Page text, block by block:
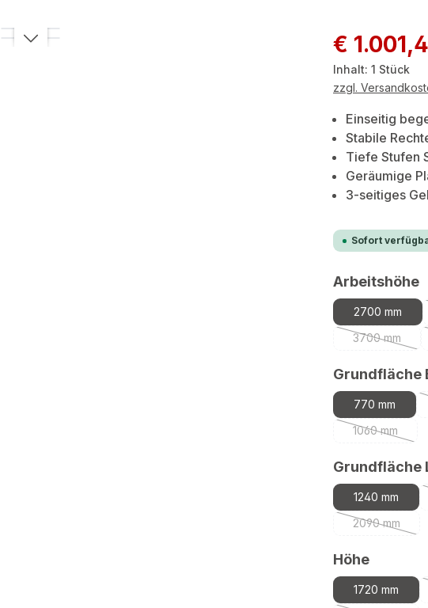
Bildergalerie überspringen Regulärer Preis:
€
Inhalt: 1 Stück
zzgl.
Einseitig
Stabile
Tiefe Stufen
Geräumige
3-seitiges
Sofort
Arbeitshöhe
2700 mm
3700 mm
(Diese
Grundfläche
770 mm
1060 mm
(Diese
Grundfläche
1240 mm
2090 mm
(Diese
Höhe
1720 mm